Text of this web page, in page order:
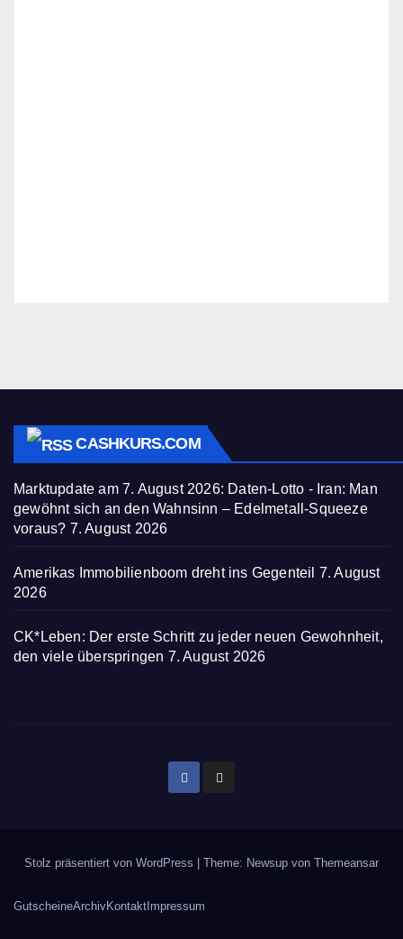
CASHKURS.COM
Marktupdate am 7. August 2026: Daten-Lotto - Iran: Man
gewöhnt sich an den Wahnsinn – Edelmetall-Squeeze
voraus? 7. August 2026
Amerikas Immobilienboom dreht ins Gegenteil 7. August
2026
CK*Leben: Der erste Schritt zu jeder neuen Gewohnheit,
den viele überspringen 7. August 2026
Stolz präsentiert von WordPress Theme: Newsup von Themeansar
GutscheineArchivKontakt Impressum